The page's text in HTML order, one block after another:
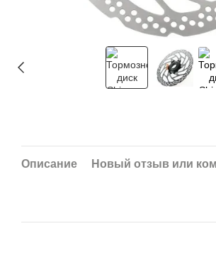
Описание Новый отзыв или